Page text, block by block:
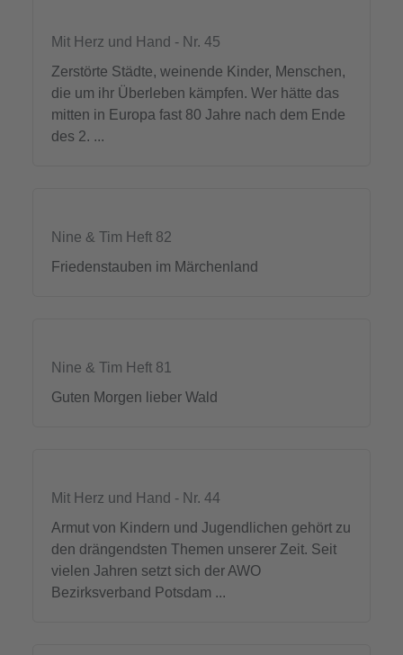
Mit Herz und Hand - Nr. 45
Zerstörte Städte, weinende Kinder, Menschen,
die um ihr Überleben kämpfen. Wer hätte das
mitten in Europa fast 80 Jahre nach dem Ende
des 2. ...
Nine & Tim Heft 82
Friedenstauben im Märchenland
Nine & Tim Heft 81
Guten Morgen lieber Wald
Mit Herz und Hand - Nr. 44
Armut von Kindern und Jugendlichen gehört zu
den drängendsten Themen unserer Zeit. Seit
vielen Jahren setzt sich der AWO
Bezirksverband Potsdam ...